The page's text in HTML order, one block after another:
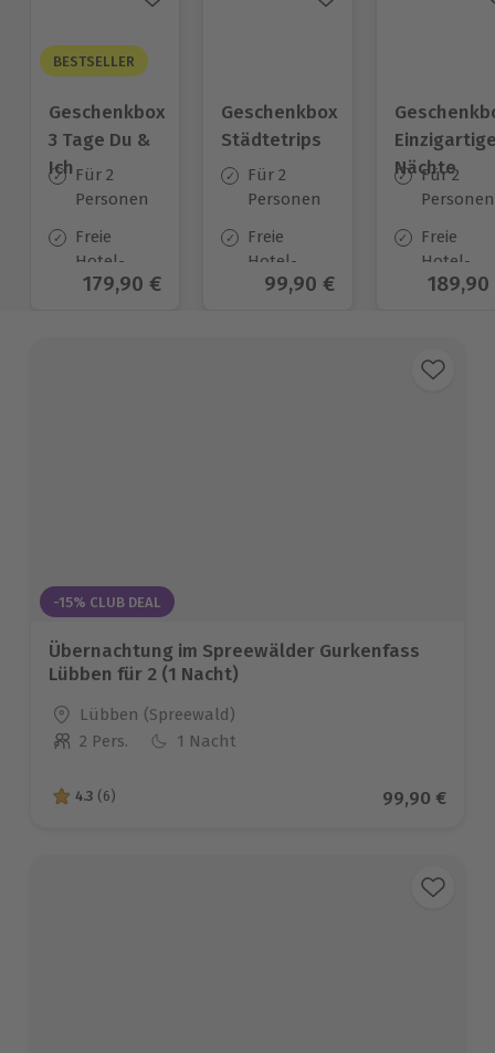
BESTSELLER
Geschenkbox
3 Tage Du &
Ich Für 2
Personen
Freie
Hotel-
Auswahl
Aktueller Preis
179,90 €
Geschenkbox
Städtetrips
Für 2
Personen
Freie
Hotel-
Auswahl
Aktueller Preis
99,90 €
Nächte
Für 2
Personen
Freie
Hotel-
Auswahl
189,90
-15% CLUB DEAL
Übernachtung im Spreewälder Gurkenfass
Lübben für 2 (1 Nacht)
Standort
Lübben (Spreewald)
Anzahl der Teilnehmer
2 Pers. 1 Nacht
4.3 von 5 Sternen basierend auf 6 Bewertungen
4.3 (6) Aktueller
99,90 €